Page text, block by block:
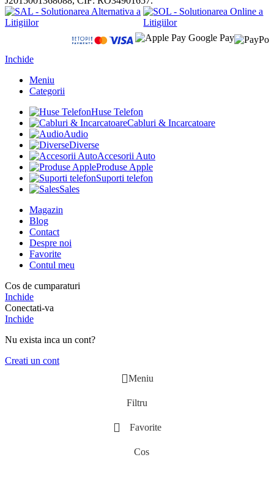
Inchide
Meniu
Categorii
Huse Telefon
Cabluri & Incarcatoare
Audio
Diverse
Accesorii Auto
Produse Apple
Suporti telefon
Sales
Magazin
Blog
Contact
Despre noi
Favorite
Contul meu
Cos de cumparaturi
Inchide
Conectati-va
Inchide
Nu exista inca un cont?
Creati un cont
Meniu
Filtru
Favorite
Cos